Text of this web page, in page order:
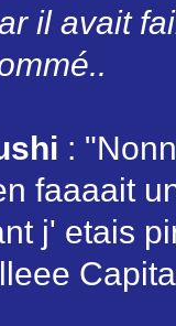
il avait
:
faaaait
j' etais